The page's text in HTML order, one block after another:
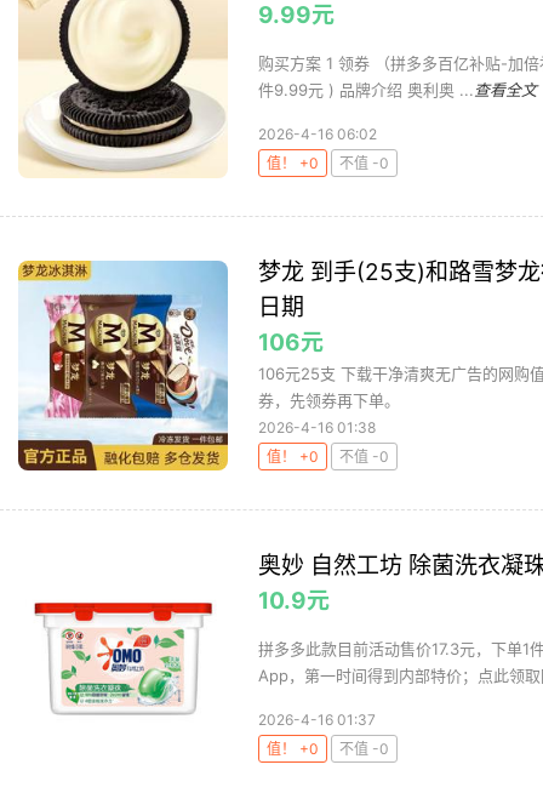
9.99元
购买方案 1 领券 （拼多多百亿补贴-加
件9.99元 ) 品牌介绍 奥利奥 ... 查看全文
2026-4-16 06:02
值！ +0
不值 -0
梦龙 到手(25支)和路雪梦
日期
106元
106元25支 下载干净清爽无广告的网购
券，先领券再下单。
2026-4-16 01:38
值！ +0
不值 -0
奥妙 自然工坊 除菌洗衣凝
10.9元
拼多多此款目前活动售价17.3元，下单1
App，第一时间得到内部特价；点此领
2026-4-16 01:37
值！ +0
不值 -0